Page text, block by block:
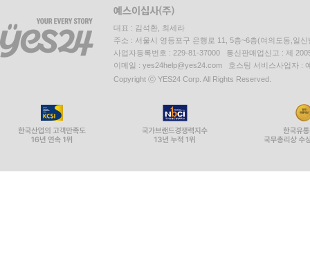
대표 : 김석환, 최세라
주소 : 서울시 영등포구 은행로 11, 5층~6층(여의도동,일신
사업자등록번호 : 229-81-37000 통신판매업신고 : 제
이메일 : yes24help@yes24.com 호스팅 서비스사업자 :
Copyright ⓒ YES24 Corp. All Rights Reserved.